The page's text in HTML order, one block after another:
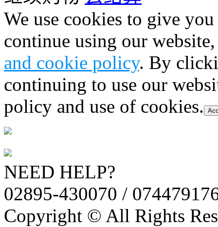
We use cookies to give
continue using our
and cookie policy. By
continuing to use our
policy and use of cookies.
NEED HELP?
02895-430070 /
Copyright © All Rights